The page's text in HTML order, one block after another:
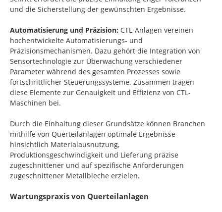
und die Sicherstellung der gewünschten Ergebnisse.
Automatisierung und Präzision: CTL-Anlagen vereinen
hochentwickelte Automatisierungs- und
Präzisionsmechanismen. Dazu gehört die Integration von
Sensortechnologie zur Überwachung verschiedener
Parameter während des gesamten Prozesses sowie
fortschrittlicher Steuerungssysteme. Zusammen tragen
diese Elemente zur Genauigkeit und Effizienz von CTL-
Maschinen bei.
Durch die Einhaltung dieser Grundsätze können Branchen
mithilfe von Querteilanlagen optimale Ergebnisse
hinsichtlich Materialausnutzung,
Produktionsgeschwindigkeit und Lieferung präzise
zugeschnittener und auf spezifische Anforderungen
zugeschnittener Metallbleche erzielen.
Wartungspraxis von Querteilanlagen